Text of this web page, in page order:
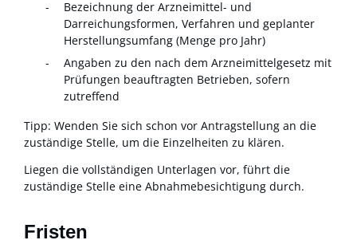
Bezeichnung der Arzneimittel- und
Darreichungsformen, Verfahren und geplanter
Herstellungsumfang (Menge pro Jahr)
Angaben zu den nach dem Arzneimittelgesetz mit
Prüfungen beauftragten Betrieben, sofern
zutreffend
Tipp: Wenden Sie sich schon vor Antragstellung an die
zuständige Stelle, um die Einzelheiten zu klären.
Liegen die vollständigen Unterlagen vor, führt die
zuständige Stelle eine Abnahmebesichtigung durch.
Fristen